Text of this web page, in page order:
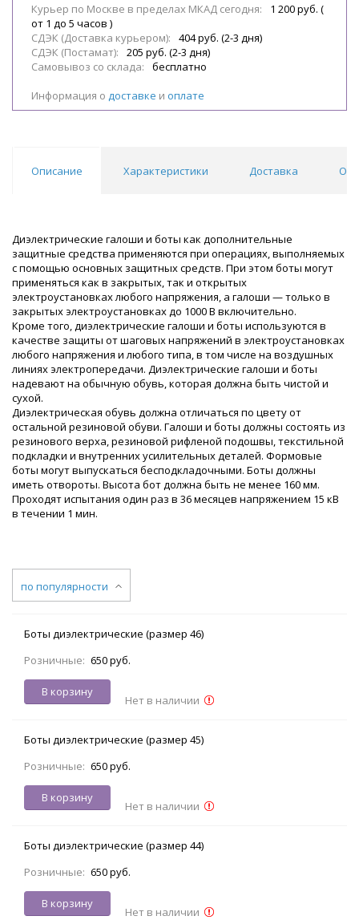
Курьер по Москве в пределах МКАД сегодня:
1 200 руб. (
от 1 до 5 часов )
СДЭК (Доставка курьером):
404 руб. (2-3 дня)
СДЭК (Постамат):
205 руб. (2-3 дня)
Самовывоз со склада:
бесплатно
Информация о доставке и оплате
Описание Характеристики Доставка
Диэлектрические галоши и боты как дополнительные
защитные средства применяются при операциях, выполняемых
с помощью основных защитных средств. При этом боты могут
применяться как в закрытых, так и открытых
электроустановках любого напряжения, а галоши — только в
закрытых электроустановках до 1000 В включительно.
Кроме того, диэлектрические галоши и боты используются в
качестве защиты от шаговых напряжений в электроустановках
любого напряжения и любого типа, в том числе на воздушных
линиях электропередачи. Диэлектрические галоши и боты
надевают на обычную обувь, которая должна быть чистой и
сухой.
Диэлектрическая обувь должна отличаться по цвету от
остальной резиновой обуви. Галоши и боты должны состоять из
резинового верха, резиновой рифленой подошвы, текстильной
подкладки и внутренних усилительных деталей. Формовые
боты могут выпускаться бесподкладочными. Боты должны
иметь отвороты. Высота бот должна быть не менее 160 мм.
Проходят испытания один раз в 36 месяцев напряжением 15 кВ
в течении 1 мин.
по популярности
Боты диэлектрические (размер 46)
Розничные: 650 руб.
В корзину
Нет в наличии
Боты диэлектрические (размер 45)
Розничные: 650 руб.
В корзину
Нет в наличии
Боты диэлектрические (размер 44)
Розничные: 650 руб.
В корзину
Нет в наличии